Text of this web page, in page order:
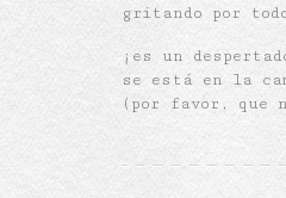
gritando por
¡es un
se está en la
(por favor, que